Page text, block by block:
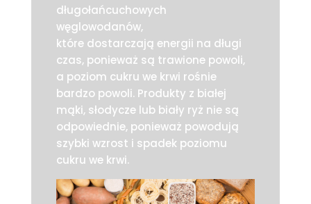
długołańcuchowych
węglowodanów,
które dostarczają energii na długi
czas, ponieważ są trawione powoli,
a poziom cukru we krwi rośnie
bardzo powoli. Produkty z białej
mąki, słodycze lub biały ryż nie są
odpowiednie, ponieważ powodują
szybki wzrost i spadek poziomu
cukru we krwi.